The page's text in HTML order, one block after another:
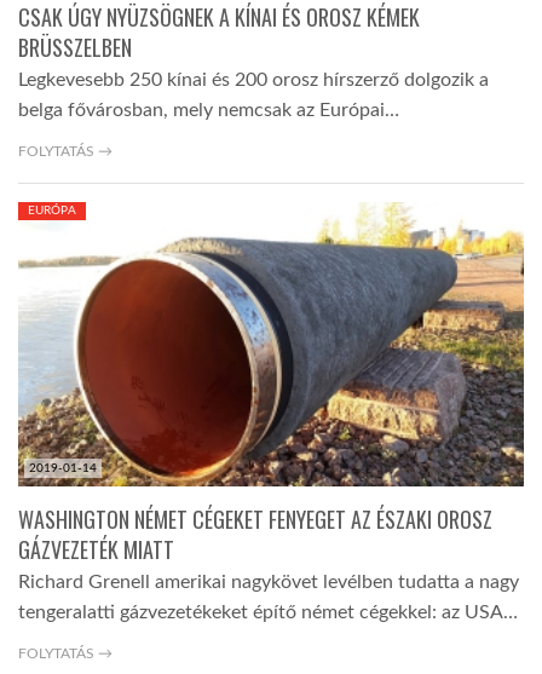
CSAK ÚGY NYÜZSÖGNEK A KÍNAI ÉS OROSZ KÉMEK
BRÜSSZELBEN
Legkevesebb 250 kínai és 200 orosz hírszerző dolgozik a
belga fővárosban, mely nemcsak az Európai…
FOLYTATÁS →
2019-01-14
EURÓPA
WASHINGTON NÉMET CÉGEKET FENYEGET AZ ÉSZAKI OROSZ
GÁZVEZETÉK MIATT
Richard Grenell amerikai nagykövet levélben tudatta a nagy
tengeralatti gázvezetékeket építő német cégekkel: az USA…
FOLYTATÁS →